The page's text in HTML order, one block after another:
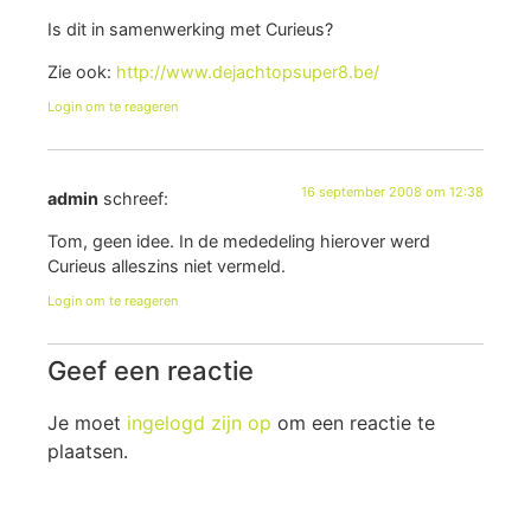
Is dit in samenwerking met Curieus?
Zie ook: http://www.dejachtopsuper8.be/
Login om te reageren
admin schreef: 16 september 2008 om 12:38
Tom, geen idee. In de mededeling hierover werd
Curieus alleszins niet vermeld.
Login om te reageren
Geef een reactie
Je moet ingelogd zijn op om een reactie te
plaatsen.